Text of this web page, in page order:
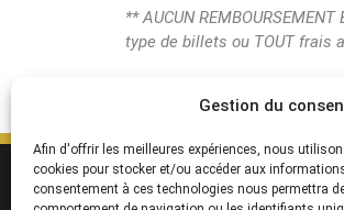
Gestion du
Afin d'offrir les meilleures expériences, nous
cookies pour stocker et/ou accéder aux
consentement à ces technologies nous permettra
** AUCUN
type de billets ou TOUT frais